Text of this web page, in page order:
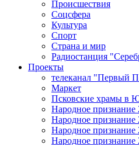
Происшествия
Соцсфера
Культура
Спорт
Страна и мир
Радиостанция
Проекты
телеканал "Первый
Маркет
Псковские храмы
Народное признание
Народное признание
Народное признание
Народное признание